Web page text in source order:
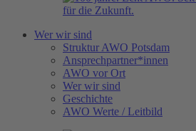
Wer wir sind
Struktur AWO Potsdam
Ansprechpartner*innen
AWO vor Ort
Wer wir sind
Geschichte
AWO Werte / Leitbild